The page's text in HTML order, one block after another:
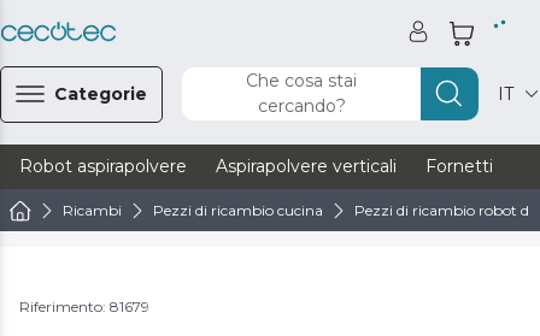
Categorie
Che cosa stai
cercando?
IT
Robot aspirapolvere Aspirapolvere verticali Fornetti
Ricambi Pezzi di ricambio cucina Pezzi di ricambio robot
Riferimento: 81679